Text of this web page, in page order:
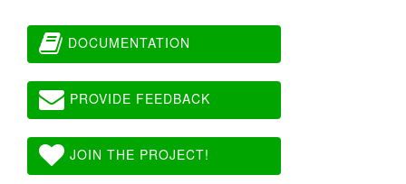
DOCUMENTATION
PROVIDE FEEDBACK
JOIN THE PROJECT!